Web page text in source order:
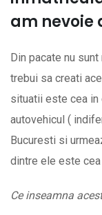
am nevoie
Din pacate nu
trebui sa creati
situatii este cea in
autovehicul (
Bucuresti si
dintre ele este
Ce inseamna